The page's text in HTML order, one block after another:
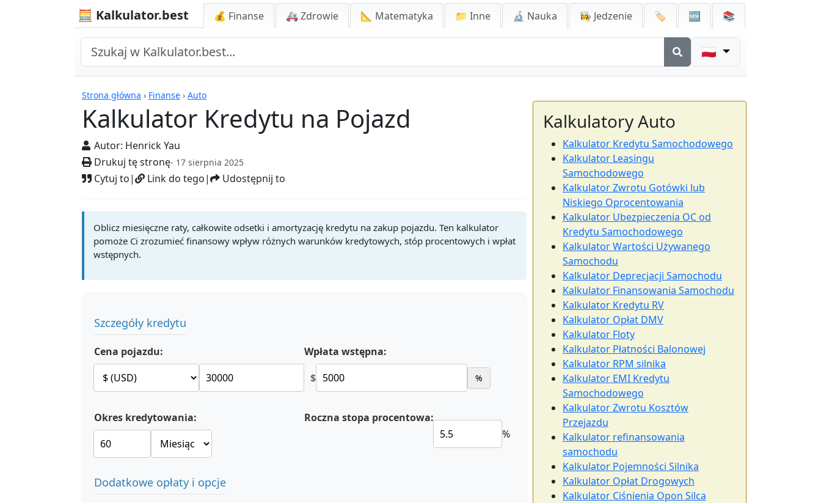
🧮 Kalkulator.best 💰 Finanse 🚑 Zdrowie 📐 Matematyka 📁 Inne 🔬 Nauka 👩‍🍳 Jedzenie 🏷️ 🆕 📚
🇵🇱
Strona główna › Finanse › Auto
Kalkulator Kredytu na Pojazd
Autor: Henrick Yau
Drukuj tę stronę- 17 sierpnia 2025
Cytuj to| Link do tego| Udostępnij to
Kalkulatory
Oblicz miesięczne raty, całkowite odsetki i amortyzację kredytu na zakup pojazdu. Ten kalkulator
pomoże Ci zrozumieć finansowy wpływ różnych warunków kredytowych, stóp procentowych i wpłat
wstępnych.
Szczegóły kredytu
Cena pojazdu:
Wpłata wstępna:
$
%
Okres kredytowania:
Roczna stopa procentowa:
%
Dodatkowe opłaty i opcje
Kalkulatory Auto
Kalkulator Kredytu Samochodowego
Kalkulator Leasingu
Samochodowego
Kalkulator Zwrotu Gotówki lub
Niskiego Oprocentowania
Kalkulator Ubezpieczenia OC od
Kredytu Samochodowego
Kalkulator Wartości Używanego
Samochodu
Kalkulator Deprecjacji Samochodu
Kalkulator Finansowania Samochodu
Kalkulator Kredytu RV
Kalkulator Opłat DMV
Kalkulator Floty
Kalkulator Płatności Balonowej
Kalkulator RPM silnika
Kalkulator EMI Kredytu
Samochodowego
Kalkulator Zwrotu Kosztów
Przejazdu
Kalkulator refinansowania
samochodu
Kalkulator Pojemności Silnika
Kalkulator Opłat Drogowych
Kalkulator Ciśnienia Opon Silca